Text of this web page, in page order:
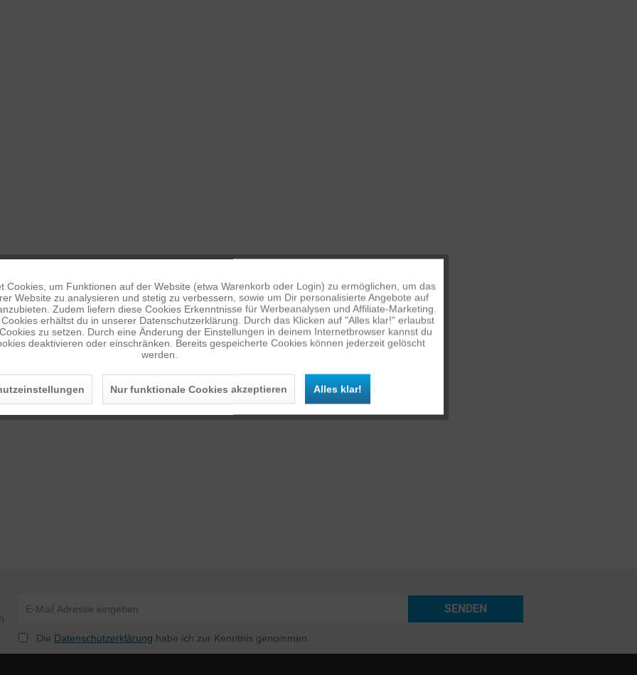
SENDEN
Die Datenschutzerklärung habe ich zur Kenntnis genommen.
Aktiv
Inaktiv
Inaktiv
Cookies, um Funktionen auf der Website (etwa Warenkorb oder Login) zu ermöglichen, um das
Website zu analysieren und stetig zu verbessern, sowie um Dir personalisierte Angebote auf
Zudem liefern diese Cookies Erkenntnisse für Werbeanalysen und Affiliate-Marketing.
erhältst du in unserer Datenschutzerklärung. Durch das Klicken auf "Alles klar!" erlaubst
zu setzen. Durch eine Änderung der Einstellungen in deinem Internetbrowser kannst du
deaktivieren oder einschränken. Bereits gespeicherte Cookies können jederzeit gelöscht
werden.
Nur funktionale Cookies akzeptieren Alles klar!